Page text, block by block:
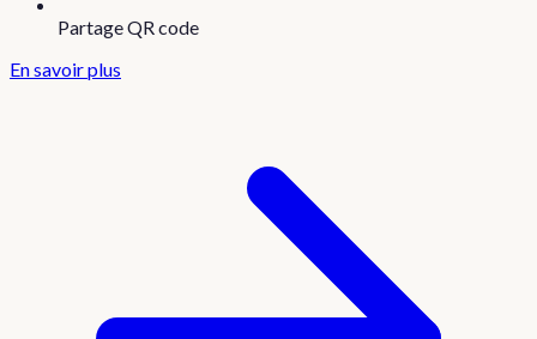
Partage QR code
En savoir plus